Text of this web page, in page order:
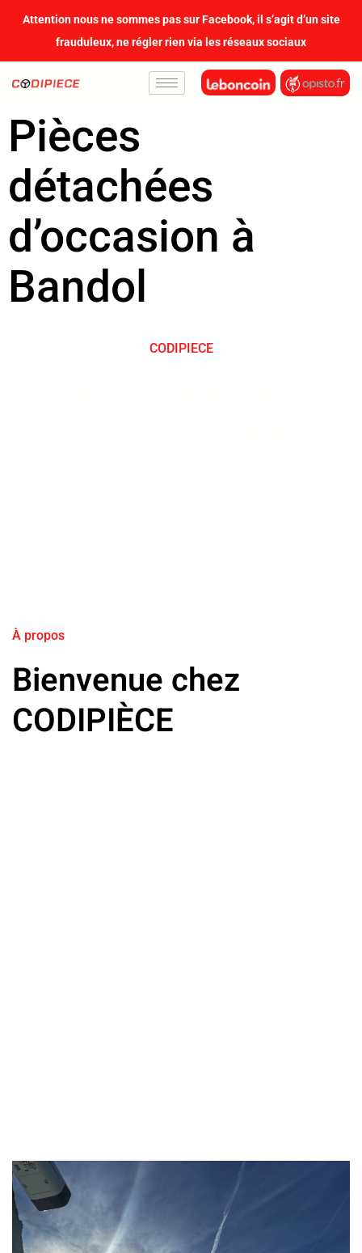
principal
Attention nous ne sommes pas sur Facebook, il s’agit d’un site
frauduleux, ne régler rien via les réseaux sociaux
Pièces
détachées
d’occasion à
Bandol
CODIPIECE
À propos
Bienvenue chez
CODIPIÈCE